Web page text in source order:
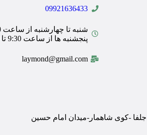
09921636433
پنجشنبه ها از ساعت 9:30 تا 14:00
laymond@gmail.com
جلفا -کوی شاهمار-میدان امام حسین